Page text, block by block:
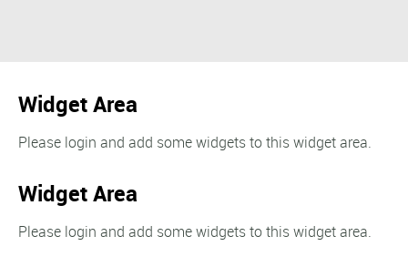
Widget Area
Please login and add some widgets to this widget area.
Widget Area
Please login and add some widgets to this widget area.